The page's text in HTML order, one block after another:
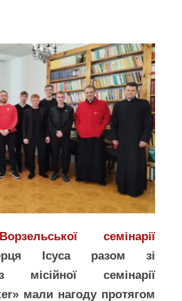
Ворзельської семінарії
Ісуса разом зі
місійної семінарії
мали нагоду протягом